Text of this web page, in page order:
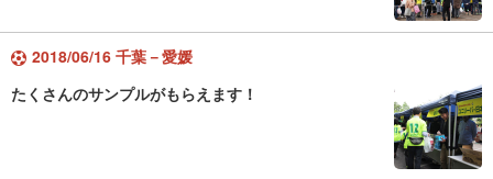
2018/06/16 千葉－愛媛
たくさんのサンプルがもらえます！